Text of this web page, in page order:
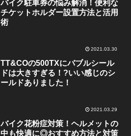
バイク駐車券の悩み解消！便利な
チケットホルダー設置方法と活用
術
2021.03.30
TT&COの500TXにバブルシール
ドは大きすぎる！?いい感じのシ
ールドありました！
2021.03.29
バイク花粉症対策！ヘルメットの
中も快適に◎おすすめ方法と対策